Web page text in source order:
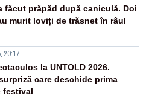
făcut prăpăd după caniculă. Doi
murit loviți de trăsnet în râul
20:17
la UNTOLD 2026.
care deschide prima
festival